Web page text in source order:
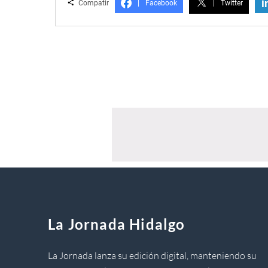
Compatir Facebook Twitter
La Jornada Hidalgo
La Jornada lanza su edición digital, manteniendo su